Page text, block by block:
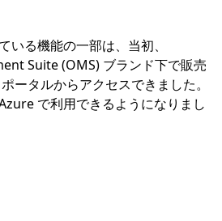
いる機能の一部は、当初、
Suite (OMS) ブランド下で販売
ータルからアクセスできました。
で利用できるようになりまし